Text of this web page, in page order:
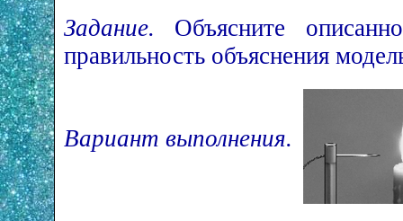
Задание. Объясните
правильность объяснения
Вариант выполнения.